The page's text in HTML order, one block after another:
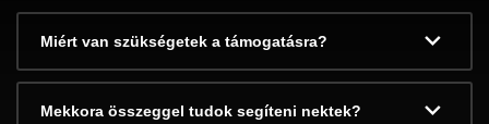
Miért van szükségetek a támogatásra?
Mekkora összeggel tudok segíteni nektek?